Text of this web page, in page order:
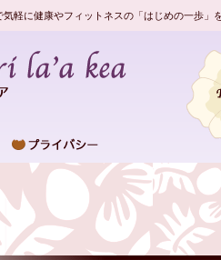
気軽に健康やフィットネスの「はじめの一歩